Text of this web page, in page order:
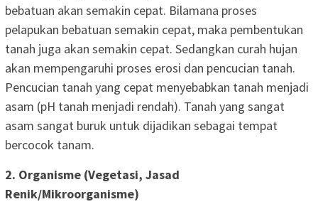
bebatuan akan semakin cepat. Bilamana proses
pelapukan bebatuan semakin cepat, maka pembentukan
tanah juga akan semakin cepat. Sedangkan curah hujan
akan mempengaruhi proses erosi dan pencucian tanah.
Pencucian tanah yang cepat menyebabkan tanah menjadi
asam (pH tanah menjadi rendah). Tanah yang sangat
asam sangat buruk untuk dijadikan sebagai tempat
bercocok tanam.
2. Organisme (Vegetasi, Jasad
Renik/Mikroorganisme)